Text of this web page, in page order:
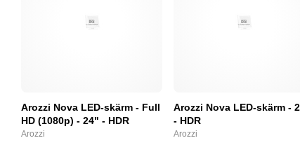
Arozzi Nova LED-skärm - Full
HD (1080p) - 24" - HDR
Arozzi
Arozzi Nova LED-skärm -
- HDR
Arozzi